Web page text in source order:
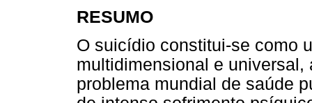
RESUMO
O suicídio constitui-se como
multidimensional e
problema mundial de saúde